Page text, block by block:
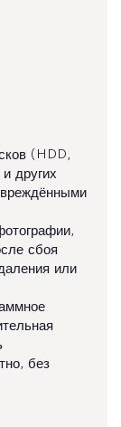
(HDD,
других
сбоя
или
без